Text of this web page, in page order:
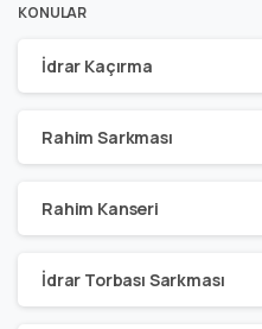
KONULAR
İdrar Kaçırma
Rahim Sarkması
Rahim Kanseri
İdrar Torbası Sarkması